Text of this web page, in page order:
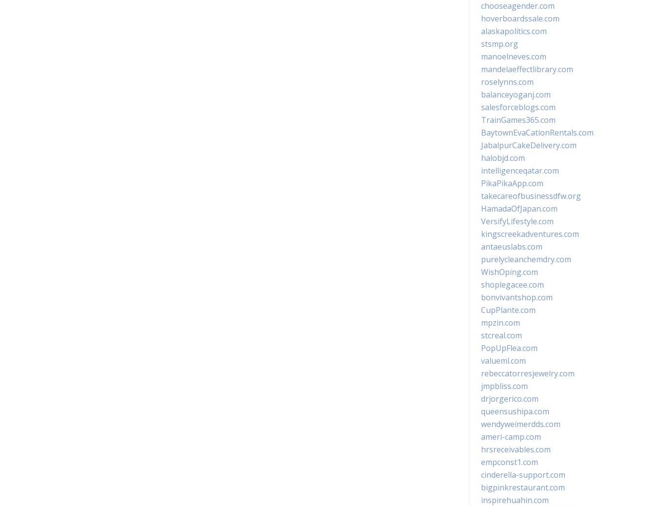
chooseagender.com
hoverboardssale.com
alaskapolitics.com
stsmp.org
manoelneves.com
mandelaeffectlibrary.com
roselynns.com
balanceyoganj.com
salesforceblogs.com
TrainGames365.com
BaytownEvaCationRentals.com
JabalpurCakeDelivery.com
halobjd.com
intelligenceqatar.com
PikaPikaApp.com
takecareofbusinessdfw.org
HamadaOfJapan.com
VersifyLifestyle.com
kingscreekadventures.com
antaeuslabs.com
purelycleanchemdry.com
WishOping.com
shoplegacee.com
bonvivantshop.com
CupPlante.com
mpzin.com
stcreal.com
PopUpFlea.com
valueml.com
rebeccatorresjewelry.com
jmpbliss.com
drjorgerico.com
queensushipa.com
wendyweimerdds.com
ameri-camp.com
hrsreceivables.com
empconst1.com
cinderella-support.com
bigpinkrestaurant.com
inspirehuahin.com